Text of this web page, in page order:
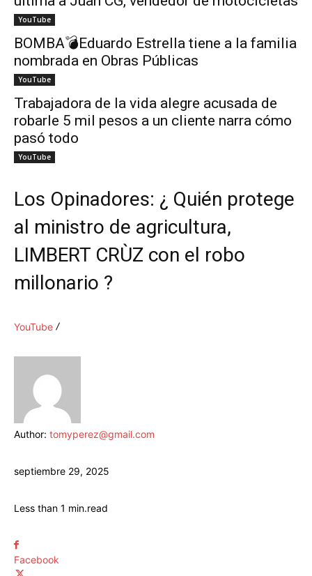
YouTube
BOMBA💣Eduardo Estrella tiene a la familia
nombrada en Obras Públicas
YouTube
Trabajadora de la vida alegre acusada de
robarle 5 mil pesos a un cliente narra cómo
pasó todo
YouTube
Los Opinadores: ¿ Quién protege
al ministro de agricultura,
LIMBERT CRÙZ con el robo
millonario ?
YouTube
Author: tomyperez@gmail.com
septiembre 29, 2025
Less than 1 min.read
Facebook